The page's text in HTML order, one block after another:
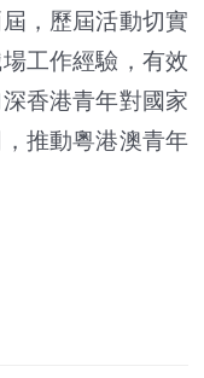
，歷屆活動切實
工作經驗，有效
香港青年對國家
推動粵港澳青年